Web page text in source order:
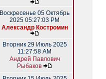
Воскресенье 05 Октябрь
2025 05:27:03 PM
Александр Костромин
Вторник 29 Июль 2025
11:27:58 AM
Андрей Павлович
Рыбаков